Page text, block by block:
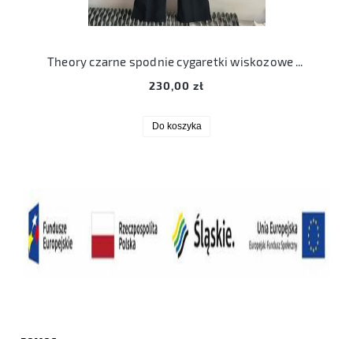
Theory czarne spodnie cygaretki wiskozowe M 38 6 wiskoza
230,00 zł
Do koszyka